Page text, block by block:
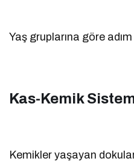
Yaş gruplarına göre
Kas-Kemik
Kemikler yaşayan